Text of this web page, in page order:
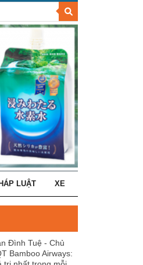
LUẬT XE
Đình Tuệ - Chủ
Bamboo Airways: